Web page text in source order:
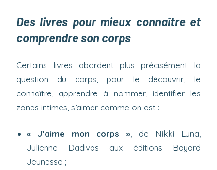
Des livres pour mieux connaître et
comprendre son corps
Certains livres abordent plus précisément la
question du corps, pour le découvrir, le
connaître, apprendre à nommer, identifier les
zones intimes, s’aimer comme on est :
« J’aime mon corps », de Nikki Luna,
Julienne Dadivas aux éditions Bayard
Jeunesse ;